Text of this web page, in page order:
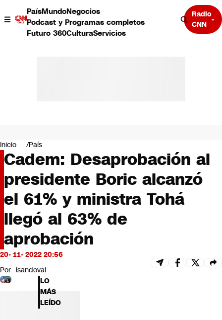
PaísMundoNegocios
Podcast y Programas completos
Futuro 360CulturaServicios
Radio
CNN
Negocios
Deportes
Programas completos
Cultura
Servicios
Bits
CNN Data
CNN tiempo
Futuro 360
Opinión
Inicio País
Cadem: Desaprobación al
presidente Boric alcanzó
el 61% y ministra Tohá
llegó al 63% de
aprobación
20- 11- 2022 20:56
Por lsandoval
LO
MÁS
LEÍDO